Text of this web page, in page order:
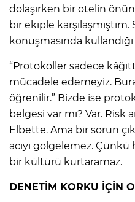
dolaşırken bir otelin
bir ekiple
konuşmasında
“Protokoller sadece
mücadele edemeyiz.
öğrenilir.” Bizde ise
belgesi var mı? Var. Risk
Elbette. Ama bir sorun
acıyı gölgelemez.
bir kültürü kurtaramaz.
DENETİM KORKU İÇİN